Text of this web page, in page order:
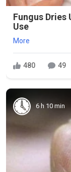
Fungus Dries
Use
More
480 49
6 h 10 min